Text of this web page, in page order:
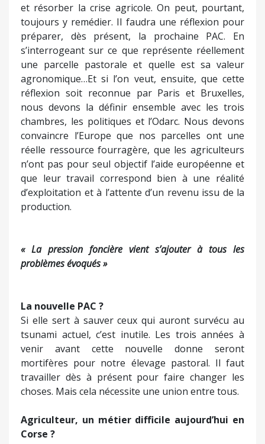
et résorber la crise agricole. On peut, pourtant,
toujours y remédier. Il faudra une réflexion pour
préparer, dès présent, la prochaine PAC. En
s’interrogeant sur ce que représente réellement
une parcelle pastorale et quelle est sa valeur
agronomique…Et si l’on veut, ensuite, que cette
réflexion soit reconnue par Paris et Bruxelles,
nous devons la définir ensemble avec les trois
chambres, les politiques et l’Odarc. Nous devons
convaincre l’Europe que nos parcelles ont une
réelle ressource fourragère, que les agriculteurs
n’ont pas pour seul objectif l’aide européenne et
que leur travail correspond bien à une réalité
d’exploitation et à l’attente d’un revenu issu de la
production.
« La pression foncière vient s’ajouter à tous les
problèmes évoqués »
La nouvelle PAC ?
Si elle sert à sauver ceux qui auront survécu au
tsunami actuel, c’est inutile. Les trois années à
venir avant cette nouvelle donne seront
mortifères pour notre élevage pastoral. Il faut
travailler dès à présent pour faire changer les
choses. Mais cela nécessite une union entre tous.
Agriculteur, un métier difficile aujourd’hui en
Corse ?